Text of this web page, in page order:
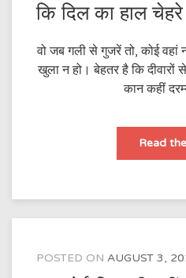
कि दिल का हाल
वो जब गली से गुजरें तो, कोई वहां
खुला न हो। बेहतर है कि दीवारों
कान कहीं
Read
POSTED ON AUGUST 3,